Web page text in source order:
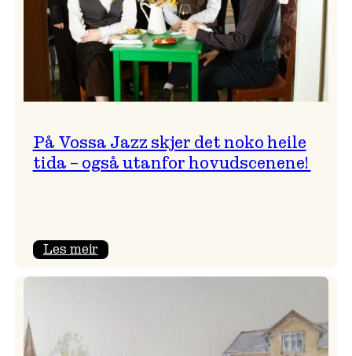
På Vossa Jazz skjer det noko heile
tida – også utanfor hovudscenene!
Les meir: